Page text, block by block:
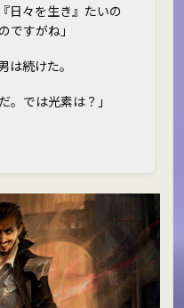
日々を生き』たいの
すがね」
続けた。
。では光素は？」